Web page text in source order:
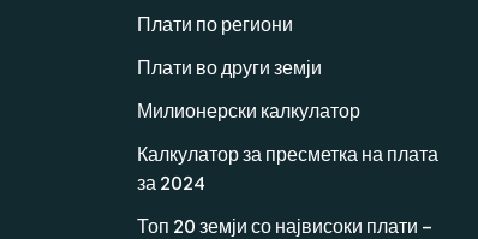
Плати по региони
Плати во други земји
Милионерски калкулатор
Калкулатор за пресметка на плата
за 2024
Топ 20 земји со највисоки плати –